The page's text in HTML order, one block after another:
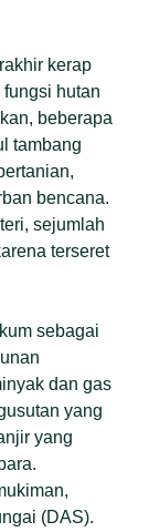
kerap
hutan
beberapa
tambang
bencana.
sejumlah
terseret
sebagai
dan gas
yang
yang
(DAS).